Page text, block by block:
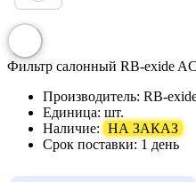
Фильтр салонный RB-exide
Производитель: RB-
Единица: шт.
Наличие: НА ЗАКАЗ
Срок поставки: 1 день